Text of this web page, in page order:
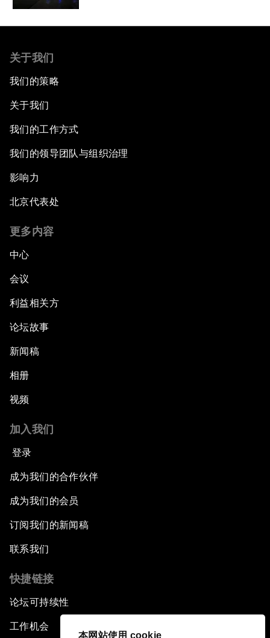
本网站使用 cookie
关于我们
我们的策略
关于我们
我们的工作方式
我们的领导团队与组织治理
影响力
北京代表处
更多内容
中心
会议
利益相关方
论坛故事
新闻稿
相册
视频
加入我们
登录
成为我们的合作伙伴
成为我们的会员
订阅我们的新闻稿
联系我们
快捷链接
论坛可持续性
工作机会